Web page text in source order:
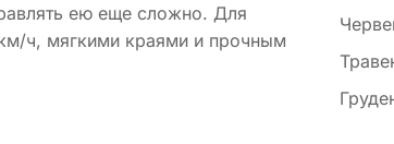
ею еще сложно. Для
ч, мягкими краями и прочным